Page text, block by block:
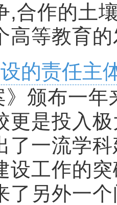
,合作的土
高等教育
的责任主
》颁布一年
更是投入
了一流学
设工作的
了另外一